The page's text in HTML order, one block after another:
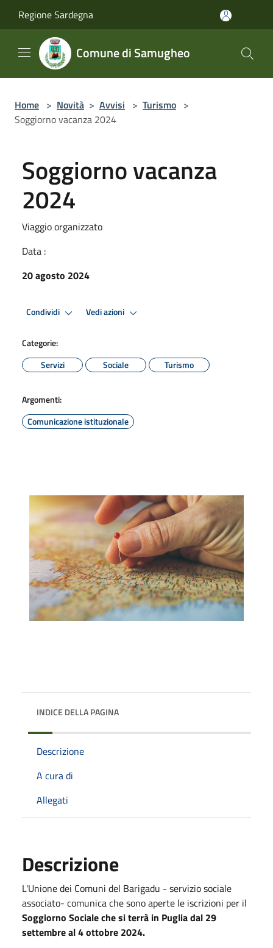
Regione Sardegna
Comune di Samugheo
Home > Novità > Avvisi > Turismo >
Soggiorno vacanza 2024
Soggiorno vacanza
2024
Viaggio organizzato
Data :
20 agosto 2024
Condividi Vedi azioni
Categorie:
Servizi
Sociale Turismo
Argomenti:
Comunicazione istituzionale
INDICE DELLA PAGINA
Descrizione
A cura di
Allegati
Descrizione
L'Unione dei Comuni del Barigadu - servizio sociale
associato- comunica che sono aperte le iscrizioni per il
Soggiorno Sociale che si terrà in Puglia dal 29
settembre al 4 ottobre 2024.